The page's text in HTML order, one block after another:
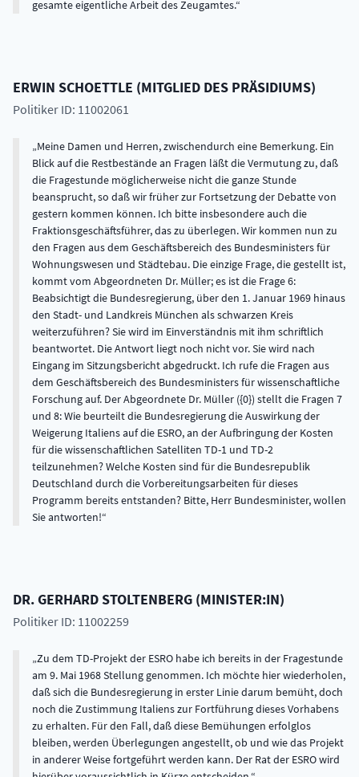
gesamte eigentliche Arbeit des Zeugamtes.
ERWIN SCHOETTLE (MITGLIED DES PRÄSIDIUMS)
Politiker ID: 11002061
Meine Damen und Herren, zwischendurch eine Bemerkung. Ein
Blick auf die Restbestände an Fragen läßt die Vermutung zu, daß
die Fragestunde möglicherweise nicht die ganze Stunde
beansprucht, so daß wir früher zur Fortsetzung der Debatte von
gestern kommen können. Ich bitte insbesondere auch die
Fraktionsgeschäftsführer, das zu überlegen. Wir kommen nun zu
den Fragen aus dem Geschäftsbereich des Bundesministers für
Wohnungswesen und Städtebau. Die einzige Frage, die gestellt ist,
kommt vom Abgeordneten Dr. Müller; es ist die Frage 6:
Beabsichtigt die Bundesregierung, über den 1. Januar 1969 hinaus
den Stadt- und Landkreis München als schwarzen Kreis
weiterzuführen? Sie wird im Einverständnis mit ihm schriftlich
beantwortet. Die Antwort liegt noch nicht vor. Sie wird nach
Eingang im Sitzungsbericht abgedruckt. Ich rufe die Fragen aus
dem Geschäftsbereich des Bundesministers für wissenschaftliche
Forschung auf. Der Abgeordnete Dr. Müller ({0}) stellt die Fragen 7
und 8: Wie beurteilt die Bundesregierung die Auswirkung der
Weigerung Italiens auf die ESRO, an der Aufbringung der Kosten
für die wissenschaftlichen Satelliten TD-1 und TD-2
teilzunehmen? Welche Kosten sind für die Bundesrepublik
Deutschland durch die Vorbereitungsarbeiten für dieses
Programm bereits entstanden? Bitte, Herr Bundesminister, wollen
Sie antworten!
DR.GERHARDSTOLTENBERG (MINISTER:IN)
Politiker ID: 11002259
Zu dem TD-Projekt der ESRO habe ich bereits in der Fragestunde
am 9. Mai 1968 Stellung genommen. Ich möchte hier wiederholen,
daß sich die Bundesregierung in erster Linie darum bemüht, doch
noch die Zustimmung Italiens zur Fortführung dieses Vorhabens
zu erhalten. Für den Fall, daß diese Bemühungen erfolglos
bleiben, werden Überlegungen angestellt, ob und wie das Projekt
in anderer Weise fortgeführt werden kann. Der Rat der ESRO wird